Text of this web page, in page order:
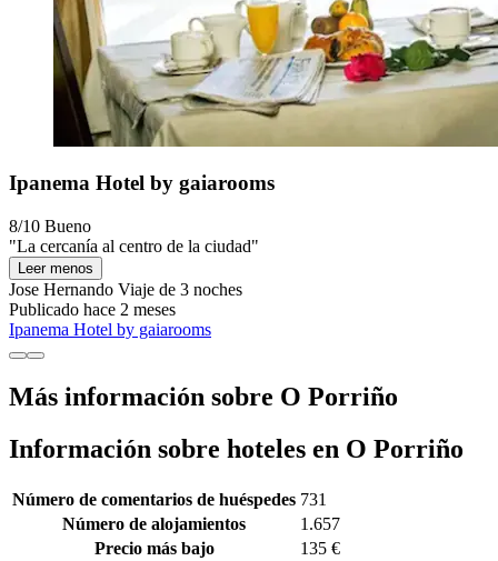
Ipanema Hotel by gaiarooms
8/10 Bueno
"La cercanía al centro de la ciudad"
Leer menos
Jose Hernando Viaje de 3 noches
Publicado hace 2 meses
Ipanema Hotel by gaiarooms
Más información sobre O Porriño
Información sobre hoteles en O Porriño
Número de comentarios de huéspedes 731
Número de alojamientos
1.657
Precio más bajo
135 €